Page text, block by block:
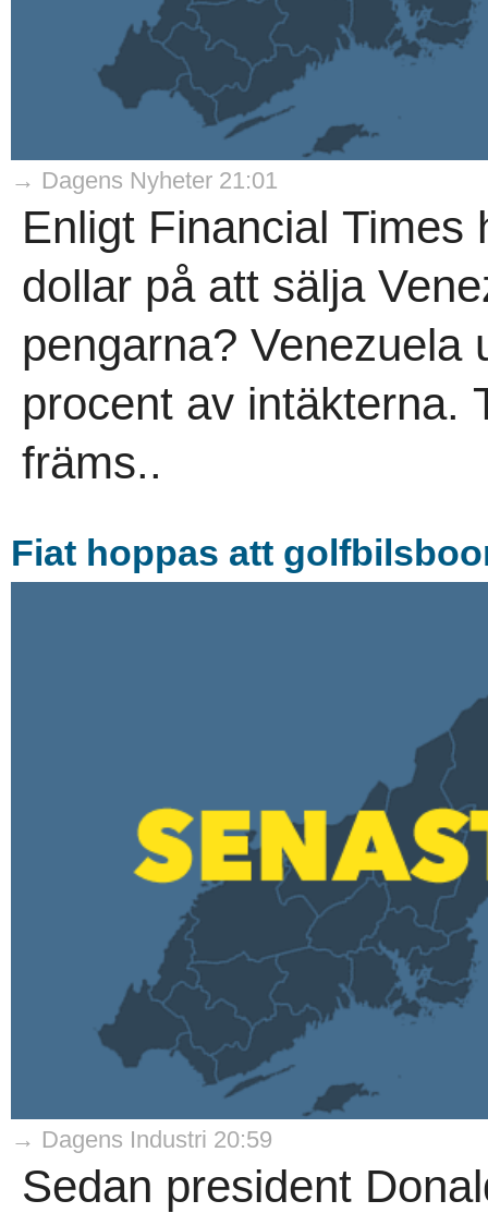
→ Dagens Nyheter 21:01
Enligt Financial Times
dollar på att sälja
pengarna? Venezuela
procent av intäkterna.
främs..
Fiat hoppas att
→ Dagens Industri 20:59
Sedan president